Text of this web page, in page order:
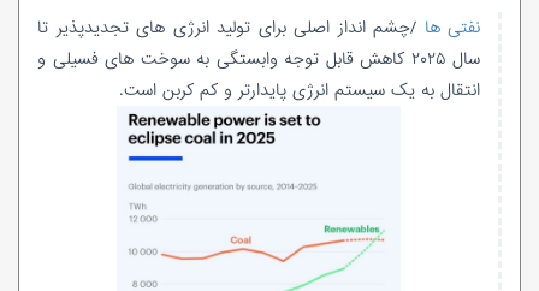
نفتی ها /چشم انداز اصلی برای تولید انرژی های تجدیدپذیر تا
سال ۲۰۲۵ کاهش قابل توجه وابستگی به سوخت های فسیلی و
انتقال به یک سیستم انرژی پایدارتر و کم کربن است.